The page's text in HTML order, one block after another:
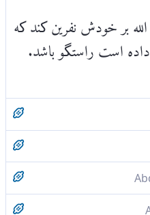
بر خودش نفرین کند که
است راستگو باشد.
او باد اگر
Please check